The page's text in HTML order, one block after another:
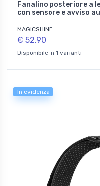
Fanalino posteriore a
con sensore e avviso
MAGICSHINE
€ 52,90
Disponibile in 1 varianti
In evidenza